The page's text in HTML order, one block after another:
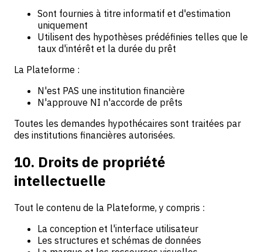
Sont fournies à titre informatif et d'estimation
uniquement
Utilisent des hypothèses prédéfinies telles que le
taux d'intérêt et la durée du prêt
La Plateforme :
N'est PAS une institution financière
N'approuve NI n'accorde de prêts
Toutes les demandes hypothécaires sont traitées par
des institutions financières autorisées.
10. Droits de propriété
intellectuelle
Tout le contenu de la Plateforme, y compris :
La conception et l'interface utilisateur
Les structures et schémas de données